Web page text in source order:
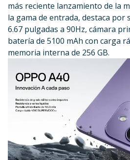
más reciente lanzamiento de la
la gama de entrada, destaca por
6.67 pulgadas a 90Hz, cámara
batería de 5100 mAh con carga
memoria interna de 256 GB.